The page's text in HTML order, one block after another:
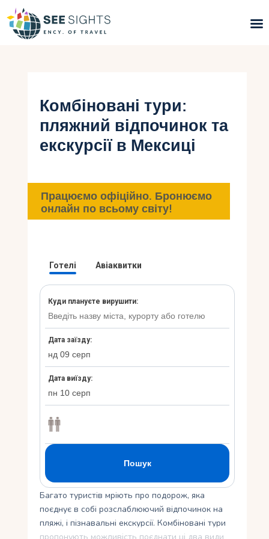
Гарячі тури
Типи Турів
Країни
Інфо
Блог
Комбіновані тури:
пляжний відпочинок та
екскурсії в Мексиці
Працюємо офіційно. Бронюємо
онлайн по всьому світу!
Багато туристів мріють про подорож, яка
поєднує в собі розслаблюючий відпочинок на
пляжі, і пізнавальні екскурсії. Комбіновані тури